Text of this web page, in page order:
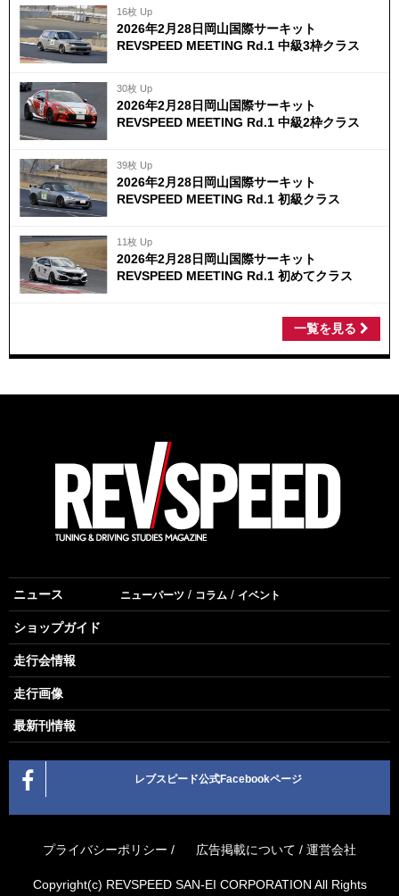
16枚 Up
2026年2月28日岡山国際サーキット
REVSPEED MEETING Rd.1 中級3枠クラス
30枚 Up
2026年2月28日岡山国際サーキット
REVSPEED MEETING Rd.1 中級2枠クラス
39枚 Up
2026年2月28日岡山国際サーキット
REVSPEED MEETING Rd.1 初級クラス
11枚 Up
2026年2月28日岡山国際サーキット
REVSPEED MEETING Rd.1 初めてクラス
一覧を見る
ニュース ニューパーツ コラム イベント
ショップガイド
走行会情報
走行画像
最新刊情報
レブスピード公式Facebookページ
プライバシーポリシー / 広告掲載について / 運営会社
Copyright(c) REVSPEED SAN-EI CORPORATION All Rights